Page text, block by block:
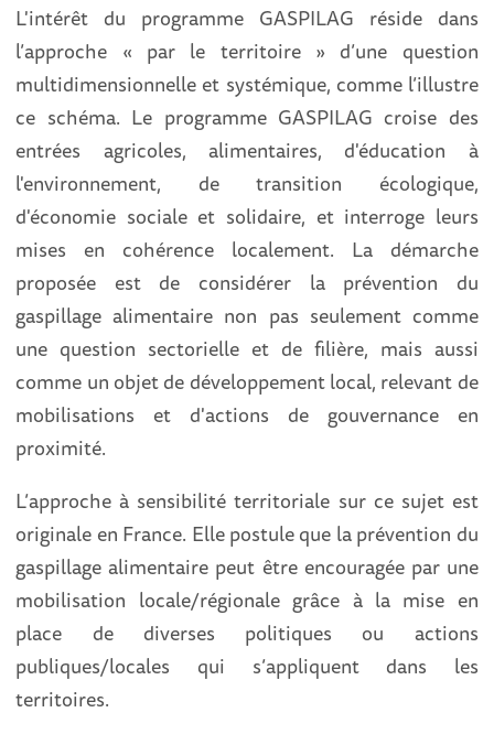
L'intérêt du programme GASPILAG réside dans
l’approche « par le territoire » d’une question
multidimensionnelle et systémique, comme l’illustre
ce schéma. Le programme GASPILAG croise des
entrées agricoles, alimentaires, d'éducation à
l'environnement, de transition écologique,
d'économie sociale et solidaire, et interroge leurs
mises en cohérence localement. La démarche
proposée est de considérer la prévention du
gaspillage alimentaire non pas seulement comme
une question sectorielle et de filière, mais aussi
comme un objet de développement local, relevant de
mobilisations et d'actions de gouvernance en
proximité.
L’approche à sensibilité territoriale sur ce sujet est
originale en France. Elle postule que la prévention du
gaspillage alimentaire peut être encouragée par une
mobilisation locale/régionale grâce à la mise en
place de diverses politiques ou actions
publiques/locales qui s’appliquent dans les
territoires.